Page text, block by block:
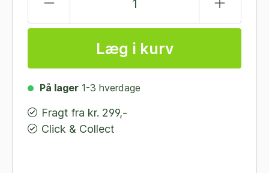
Læg i kurv
På lager 1-3 hverdage
Fragt fra kr. 299,-
Click & Collect